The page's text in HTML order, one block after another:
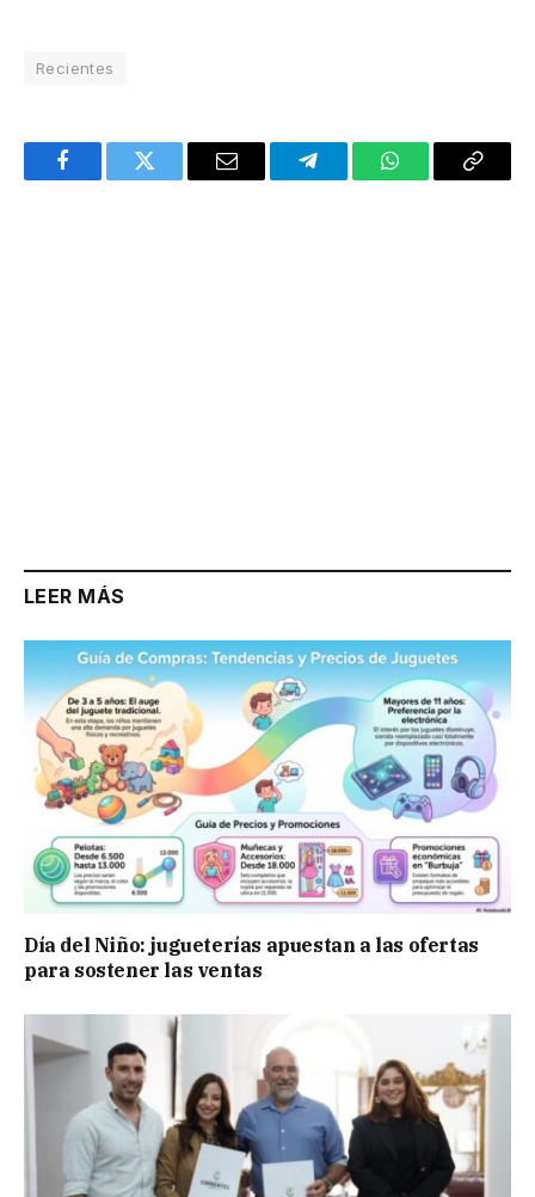
Recientes
FacebookTwitter Email TelegramWhatsAppCopy
LEER MÁS
Día del Niño: jugueterías apuestan a las ofertas
para sostener las ventas